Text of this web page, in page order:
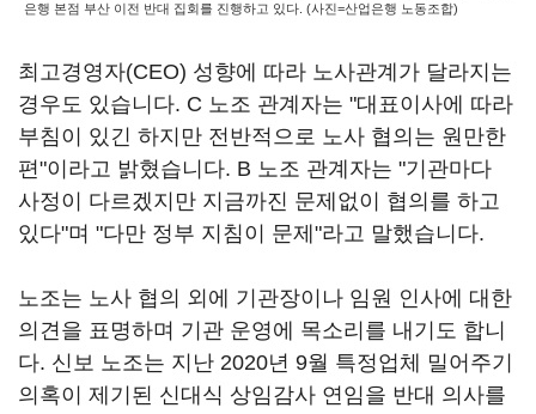
은행 본점 부산 이전 반대 집회를 진행하고 있다. (사진=산업은행 노동조합)
최고경영자(CEO) 성향에 따라 노사관계가 달라지는
경우도 있습니다. C 노조 관계자는 "대표이사에 따라
부침이 있긴 하지만 전반적으로 노사 협의는 원만한
편"이라고 밝혔습니다. B 노조 관계자는 "기관마다
사정이 다르겠지만 지금까진 문제없이 협의를 하고
있다"며 "다만 정부 지침이 문제"라고 말했습니다.
노조는 노사 협의 외에 기관장이나 임원 인사에 대한
의견을 표명하며 기관 운영에 목소리를 내기도 합니
다. 신보 노조는 지난 2020년 9월 특정업체 밀어주기
의혹이 제기된 신대식 상임감사 연임을 반대 의사를